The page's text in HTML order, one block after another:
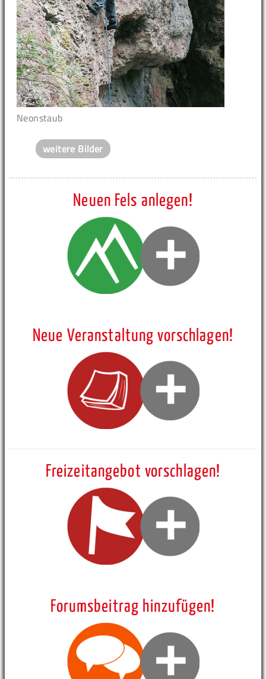
Neonstaub
weitere Bilder
Neuen Fels anlegen!
Neue Veranstaltung vorschlagen!
Freizeitangebot vorschlagen!
Forumsbeitrag hinzufügen!